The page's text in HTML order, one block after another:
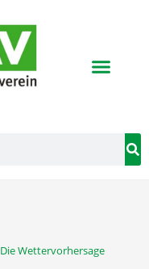
Die Wettervorhersage